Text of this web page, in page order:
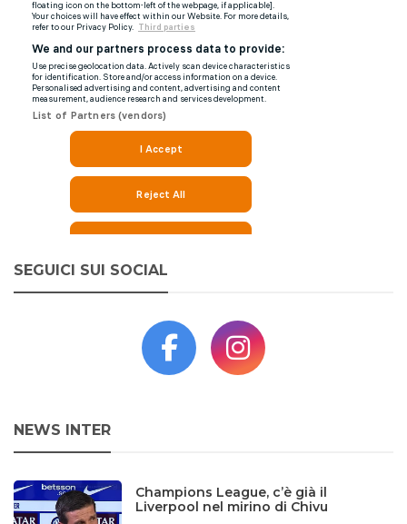
SEGUICI SUI SOCIAL
NEWS INTER
Champions League, c’è già il
Liverpool nel mirino di Chivu